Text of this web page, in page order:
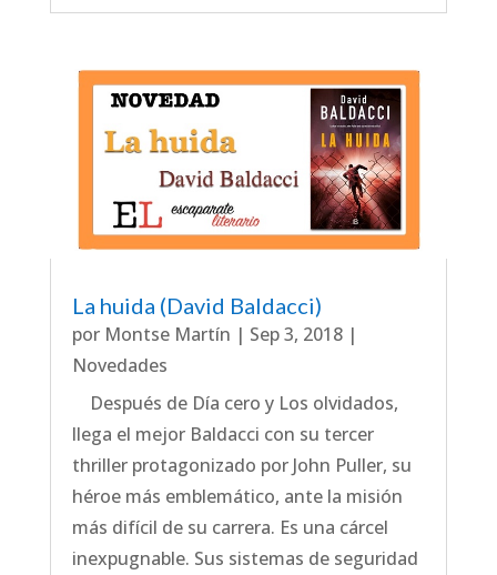
La huida (David Baldacci)
por Montse Martín | Sep 3, 2018|
Novedades
Después de Día cero y Los olvidados,
llega el mejor Baldacci con su tercer
thriller protagonizado por John Puller, su
héroe más emblemático, ante la misión
más difícil de su carrera. Es una cárcel
inexpugnable. Sus sistemas de seguridad